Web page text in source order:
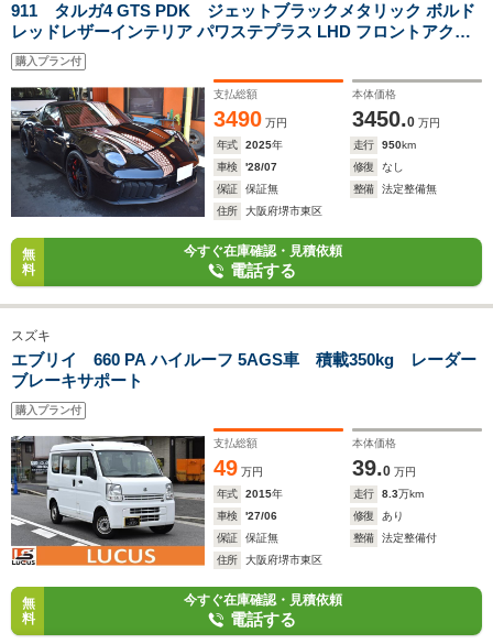
911 タルガ4 GTS PDK ジェットブラックメタリック ボルド
レッドレザーインテリア パワステプラス LHD フロントアクス
ルリフトシステム HDマットリックスLEDヘッドライト ヘッド
レストクレスト GTスポーツステアリングヒーター付き BOSE
購入プラン付
支払総額
3490 万円
本体価格
3450.0 万円
年式
2025年 走行 950km
車検
'28/07 修復
なし
保証
保証無 整備
法定整備無
住所
大阪府堺市東区
無
料
今すぐ在庫確認・見積依頼
電話する
スズキ
エブリイ 660 PA ハイルーフ 5AGS車 積載350kg レーダー
ブレーキサポート
購入プラン付
支払総額
49 万円
本体価格
39.0 万円
年式
2015年 走行 8.3万km
車検
'27/06 修復
あり
保証
保証無 整備
法定整備付
住所
大阪府堺市東区
無
料
今すぐ在庫確認・見積依頼
電話する